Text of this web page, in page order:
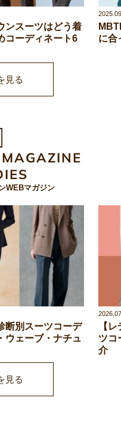
ンスーツはどう着
コーディネート6
に合
見る
WEBマガジン
断別スーツコーデ
ウェーブ・ナチュ
【
ツコ
介
見る